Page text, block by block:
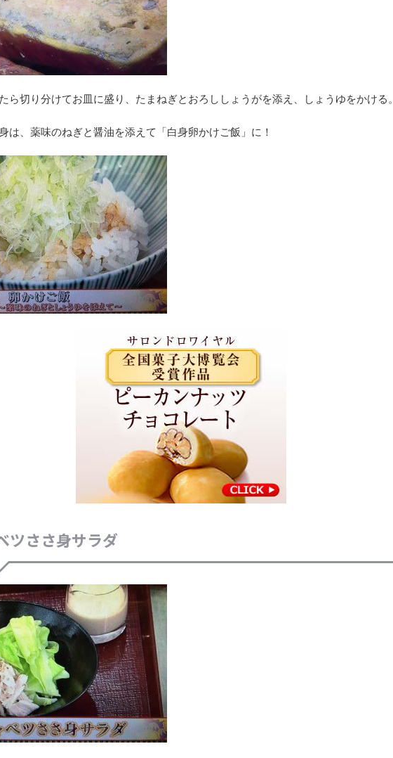
ら切り分けてお皿に盛り、たまねぎとおろししょうがを添え、しょうゆをかける。
は、薬味のねぎと醤油を添えて「白身卵かけご飯」に！
ツささ身サラダ